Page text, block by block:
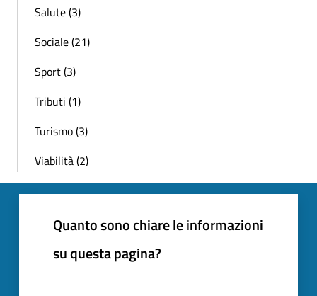
Salute (3)
Sociale (21)
Sport (3)
Tributi (1)
Turismo (3)
Viabilità (2)
Quanto sono chiare le informazioni
su questa pagina?